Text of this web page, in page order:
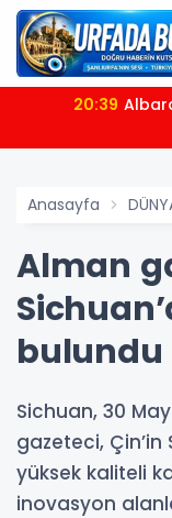
20:39
Anasayfa
Alman
bulundu
Sichuan, 30
gazeteci,
yüksek kaliteli
inovasyon